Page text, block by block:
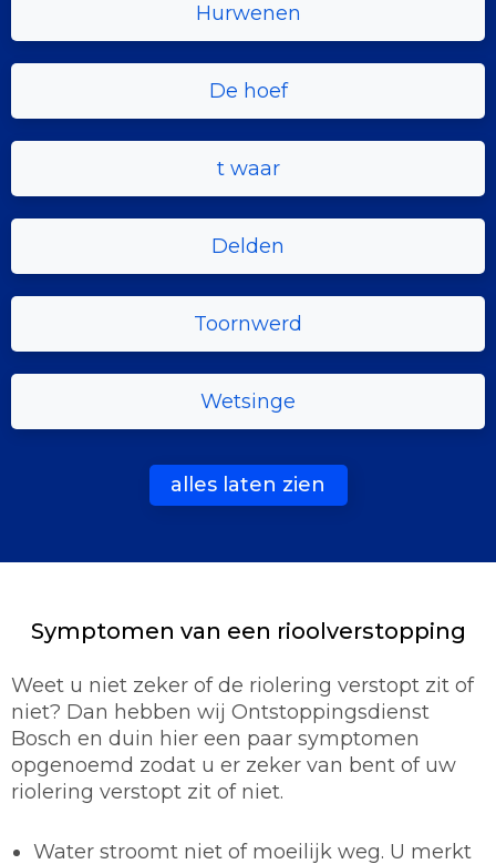
Hurwenen
De hoef
t waar
Delden
Toornwerd
Wetsinge
alles laten zien
Symptomen van een rioolverstopping
Weet u niet zeker of de riolering verstopt zit of
niet? Dan hebben wij Ontstoppingsdienst
Bosch en duin hier een paar symptomen
opgenoemd zodat u er zeker van bent of uw
riolering verstopt zit of niet.
Water stroomt niet of moeilijk weg. U merkt